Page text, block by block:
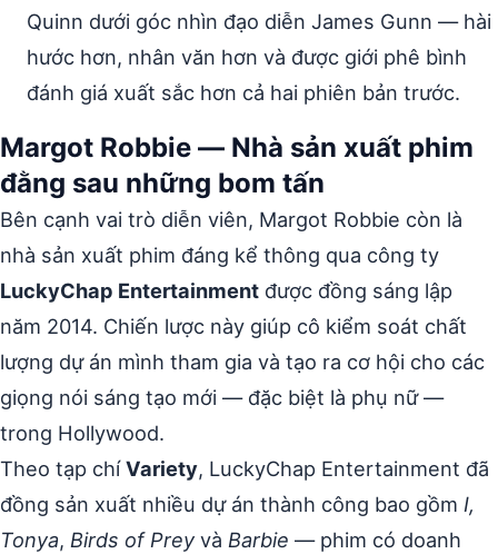
Quinn dưới góc nhìn đạo diễn James Gunn — hài
hước hơn, nhân văn hơn và được giới phê bình
đánh giá xuất sắc hơn cả hai phiên bản trước.
Margot Robbie — Nhà sản xuất phim
đằng sau những bom tấn
Bên cạnh vai trò diễn viên, Margot Robbie còn là
nhà sản xuất phim đáng kể thông qua công ty
LuckyChap Entertainment được đồng sáng lập
năm 2014. Chiến lược này giúp cô kiểm soát chất
lượng dự án mình tham gia và tạo ra cơ hội cho các
giọng nói sáng tạo mới — đặc biệt là phụ nữ —
trong Hollywood.
Theo tạp chíVariety, LuckyChap Entertainment đã
đồng sản xuất nhiều dự án thành công bao gồm I,
Tonya, Birds of Preyvà Barbie — phim có doanh